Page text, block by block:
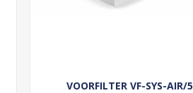
VOORFILTER VF-SYS-AIR/5